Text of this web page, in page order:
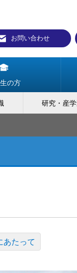
お問い合わせ
の方
研究・産
あたって